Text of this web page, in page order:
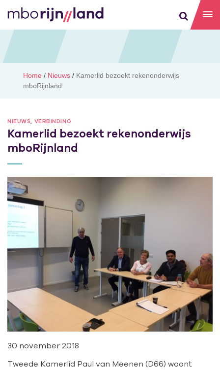
Home / Nieuws / Kamerlid bezoekt rekenonderwijs
mboRijnland
NIEUWS VERBINDING
Kamerlid bezoekt rekenonderwijs
mboRijnland
30 november 2018
Tweede Kamerlid Paul van Meenen (D66) woont